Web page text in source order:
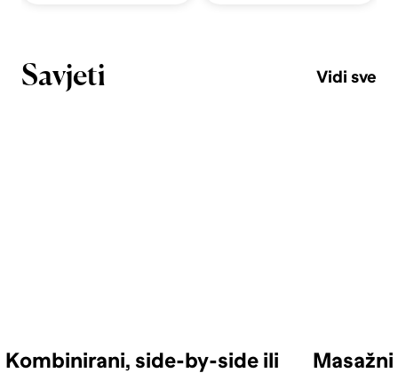
Savjeti Vidi sve
Kombinirani, side-by-side ili